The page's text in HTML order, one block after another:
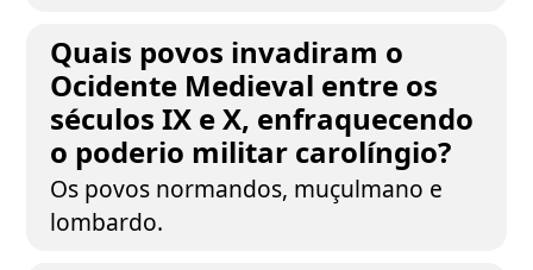
Quais povos invadiram o
Ocidente Medieval entre os
séculos IX e X, enfraquecendo
o poderio militar carolíngio?
Os povos normandos, muçulmano e
lombardo.